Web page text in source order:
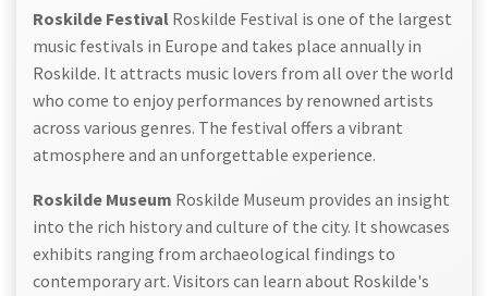
Roskilde Festival Roskilde Festival is one of the largest
music festivals in Europe and takes place annually in
Roskilde. It attracts music lovers from all over the world
who come to enjoy performances by renowned artists
across various genres. The festival offers a vibrant
atmosphere and an unforgettable experience.
Roskilde Museum Roskilde Museum provides an insight
into the rich history and culture of the city. It showcases
exhibits ranging from archaeological findings to
contemporary art. Visitors can learn about Roskilde's